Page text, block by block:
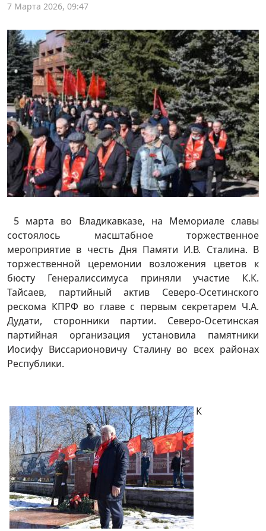
7 Марта 2026, 09:47
5 марта во Владикавказе, на Мемориале славы
состоялось масштабное торжественное
мероприятие в честь Дня Памяти И.В. Сталина. В
торжественной церемонии возложения цветов к
бюсту Генералиссимуса приняли участие К.К.
Тайсаев, партийный актив Северо-Осетинского
рескома КПРФ во главе с первым секретарем Ч.А.
Дудати, сторонники партии. Северо-Осетинская
партийная организация установила памятники
Иосифу Виссарионовичу Сталину во всех районах
Республики.
К